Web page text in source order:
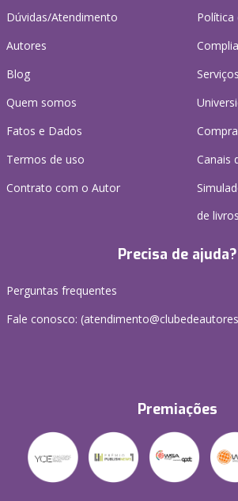
Dúvidas/Atendimento
Autores
Blog
Quem somos
Fatos e Dados
Termos de uso
Contrato com o Autor
Política
Canais
de livros
Precisa de ajuda?
Perguntas frequentes
Fale conosco:
Premiações